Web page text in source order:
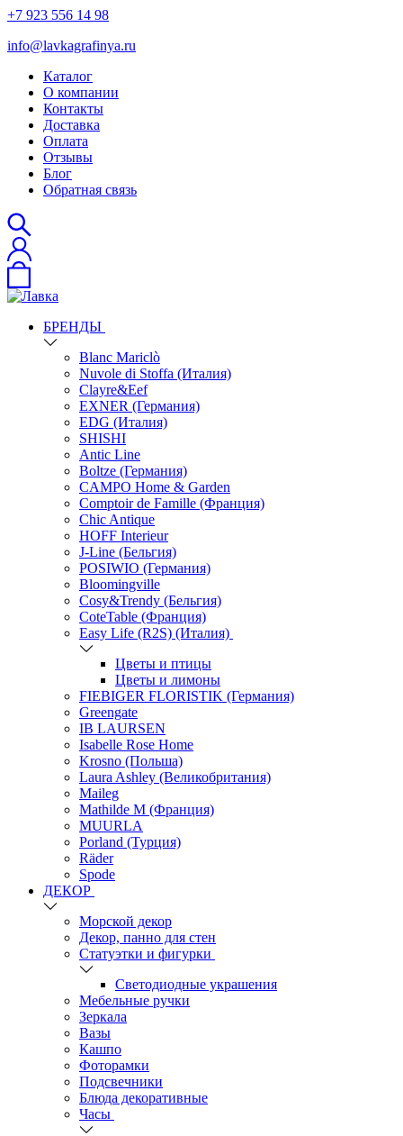
+7 923 556 14 98
info@lavkagrafinya.ru
Каталог
О компании
Контакты
Доставка
Оплата
Отзывы
Блог
Обратная связь
БРЕНДЫ
Blanc Mariclò
Nuvole di Stoffa (Италия)
Clayre&Eef
EXNER (Германия)
EDG (Италия)
SHISHI
Antic Line
Boltze (Германия)
CAMPO Home & Garden
Comptoir de Famille (Франция)
Chic Antique
HOFF Interieur
J-Line (Бельгия)
POSIWIO (Германия)
Bloomingville
Cosy&Trendy (Бельгия)
CoteTable (Франция)
Easy Life (R2S) (Италия)
Цветы и птицы
Цветы и лимоны
FIEBIGER FLORISTIK (Германия)
Greengate
IB LAURSEN
Isabelle Rose Home
Krosno (Польша)
Laura Ashley (Великобритания)
Maileg
Mathilde M (Франция)
MUURLA
Porland (Турция)
Räder
Spode
ДЕКОР
Морской декор
Декор, панно для стен
Статуэтки и фигурки
Светодиодные украшения
Мебельные ручки
Зеркала
Вазы
Кашпо
Фоторамки
Подсвечники
Блюда декоративные
Часы